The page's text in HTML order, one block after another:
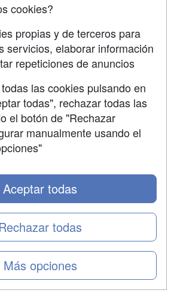
SÍGUENOS EN:
cookies?
propias y de terceros para
servicios, elaborar información
repeticiones de anuncios
las cookies pulsando en
todas", rechazar todas las
el botón de "Rechazar
manualmente usando el
Más opciones
todas
Aceptar todas